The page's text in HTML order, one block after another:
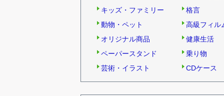
キッズ・ファミリー
格言
動物・ペット
高級フィル
オリジナル商品
健康生活
ペーパースタンド
乗り物
芸術・イラスト
CDケース